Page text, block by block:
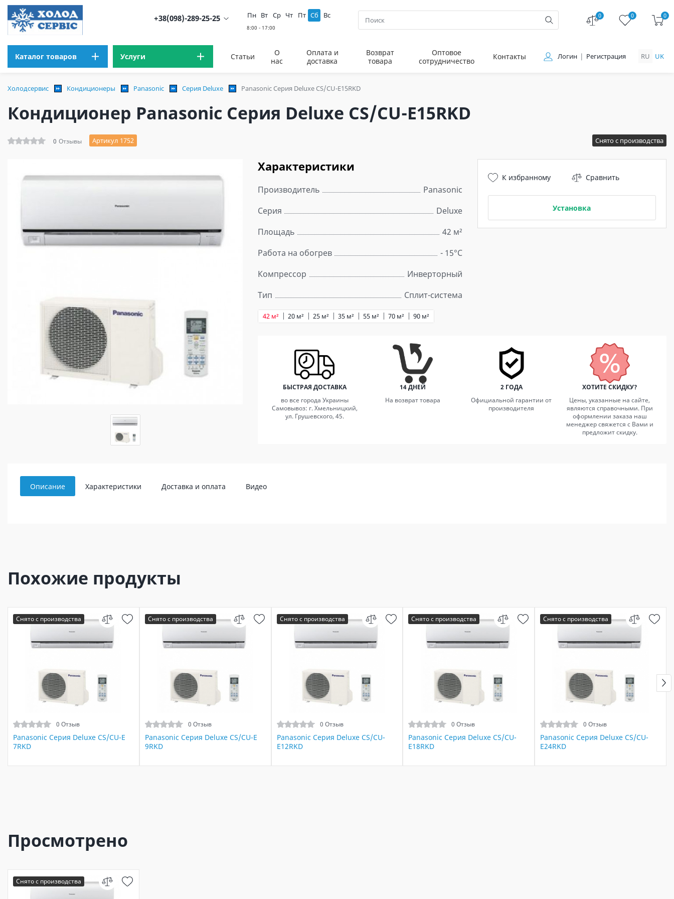
+38(098)-289-25-25 Пн Вт Ср Чт Пт Сб Вс 0 0 0
Каталог товаров Услуги Статьи
О
нас
Оплата и
доставка
Возврат
товара
Оптовое
сотрудничество
Контакты Логин Регистрация RU UK
Холодсервис Кондиционеры Panasonic Серия Deluxe Panasonic Серия Deluxe CS/CU-E15RKD
Кондиционер Panasonic Серия Deluxe CS/CU-E15RKD
0 Отзывы Артикул 1752 Снято с производства
Характеристики
Производитель
Panasonic
Серия
Deluxe
Площадь
42 м²
Работа на обогрев
- 15°С
Компрессор
Инверторный
Тип
Сплит-система
20 м² 25 м² 35 м² 55 м² 70 м²
42 м² 90 м²
К избранному Сравнить
Установка
БЫСТРАЯ ДОСТАВКА
во все города Украины
Самовывоз: г. Хмельницкий,
ул. Грушевского, 45.
14 ДНЕЙ
На возврат товара
2 ГОДА
Официальной гарантии от
производителя
ХОТИТЕ СКИДКУ?
Цены, указанные на сайте,
являются справочными. При
оформлении заказа наш
менеджер свяжется с Вами и
предложит скидку.
Описание Характеристики Доставка и оплата Видео
Похожие продукты
Снято с производства
0 Отзыв
Panasonic Серия Deluxe CS/CU-E
7RKD
Снято с производства
0 Отзыв
Panasonic Серия Deluxe CS/CU-E
9RKD
Снято с производства
0 Отзыв
Panasonic Серия Deluxe CS/CU-
E12RKD
Снято с производства
0 Отзыв
Panasonic Серия Deluxe CS/CU-
E18RKD
Снято с производства
0 Отзыв
Panasonic Серия Deluxe CS/CU-
E24RKD
Просмотрено
Снято с производства